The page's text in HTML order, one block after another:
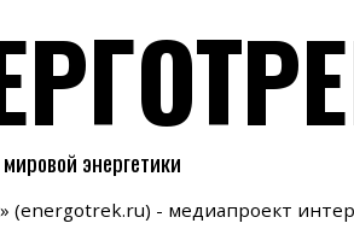
энергетики
(energotrek.ru) - медиапроект